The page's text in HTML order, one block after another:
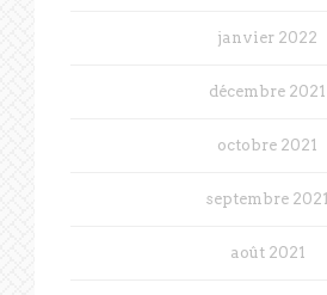
janvier 2022
décembre 2021
octobre 2021
septembre 2021
août 2021